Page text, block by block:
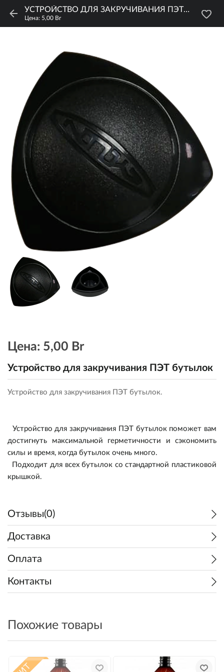
УСТРОЙСТВО ДЛЯ ЗАКРУЧИВАНИЯ ПЭТ БУТЫЛОК
Цена: 5,00 Br
Цена: 5,00 Br
Устройство для закручивания ПЭТ бутылок
Устройство для закручивания ПЭТ бутылок.
Устройство для закручивания ПЭТ бутылок поможет вам
достигнуть максимальной герметичности и сэкономить
силы и время, когда бутылок очень много.
Подходит для всех бутылок со стандартной пластиковой
крышкой.
Отзывы(0)
Доставка
Оплата
Контакты
Похожие товары
Пивоварение
Солод
Экстракты
Хмель
Оборудование
Измерение
Розлив и хранение
Ингредиенты
Дрожжи
Экстракты
Варка и брожение
Измерение
Прочее
Консервирование
Коптильни
Виноделие
Квас/Лимонад
Акции
Уценка